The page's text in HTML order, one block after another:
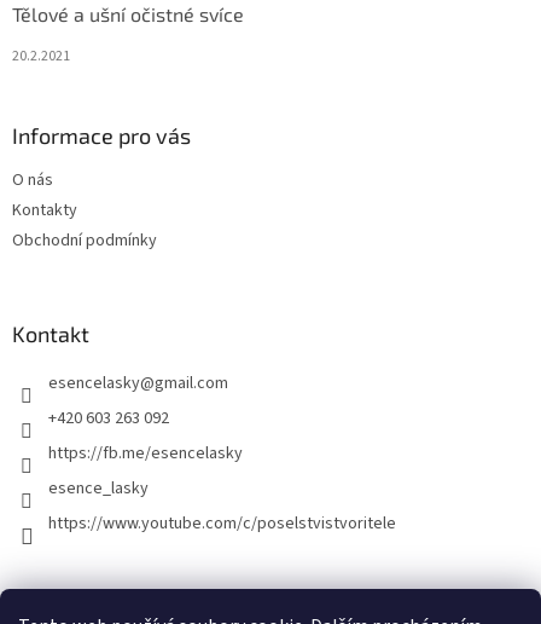
Tělové a ušní očistné svíce
20.2.2021
Informace pro vás
O nás
Kontakty
Obchodní podmínky
Kontakt
esencelasky@gmail.com
+420 603 263 092
https://fb.me/esencelasky
esence_lasky
https://www.youtube.com/c/poselstvistvoritele